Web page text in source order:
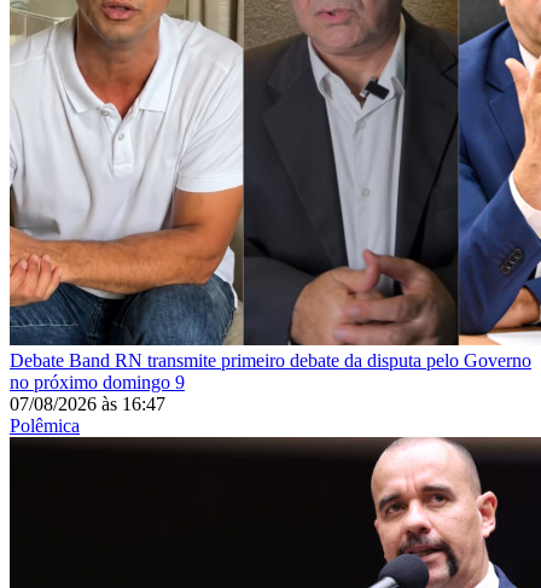
Debate Band RN transmite primeiro debate da disputa pelo Governo
no próximo domingo 9
07/08/2026 às 16:47
Polêmica